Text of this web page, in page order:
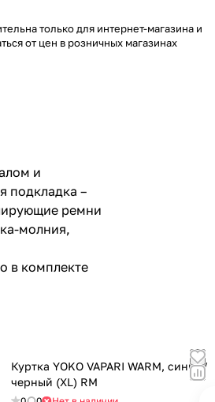
только для интернет-магазина и
от цен в розничных магазинах
и
подкладка –
ремни
молния,
в комплекте
Куртка YOKO VAPARI WARM, синий/
черный (XL) RM